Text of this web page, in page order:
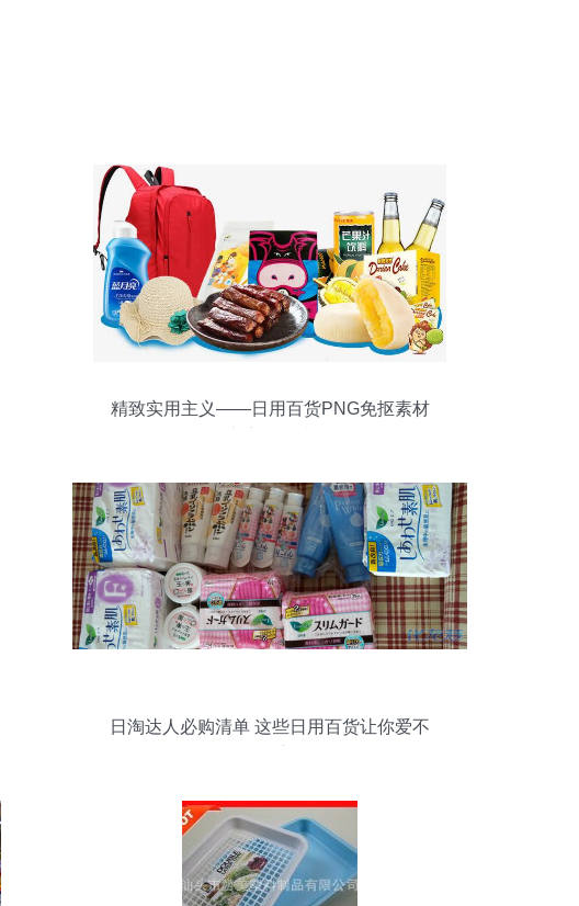
精致实用主义——日用百货PNG免抠素材
日淘达人必购清单 这些日用百货让你爱不